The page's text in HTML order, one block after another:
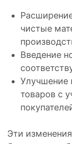
чистые
Введение
Улучшение
товаров с
Эти